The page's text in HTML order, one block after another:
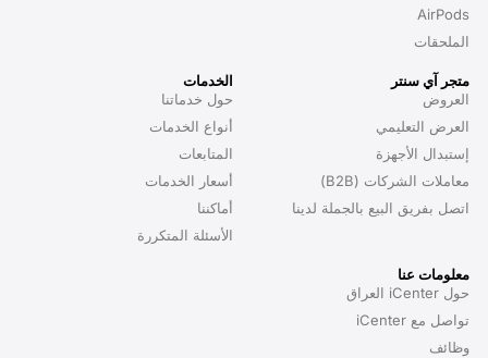
AirPods
الملحقات
متجر آي سنتر
العروض
العرض التعليمي
إستبدال الأجهزة
معاملات الشركات (B2B)
اتصل بفريق البيع بالجملة لدينا
الخدمات
حول خدماتنا
أنواع الخدمات
المتابعات
أسعار الخدمات
أماكننا
الأسئلة المتكررة
معلومات عنا
حول iCenter العراق
تواصل مع iCenter
وظائف